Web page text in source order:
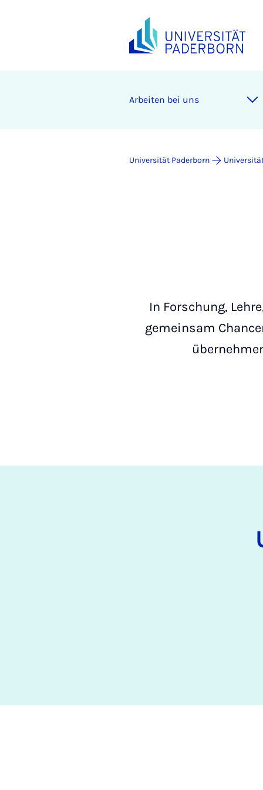
Arbeiten bei uns
Universität Paderborn
In Forschung,
gemeinsam